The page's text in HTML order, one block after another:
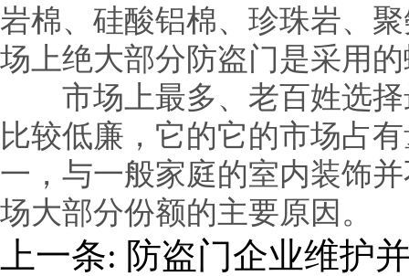
岩棉、硅酸铝棉、珍珠岩、
场上绝大部分防盗门是采用
市场上最多、老百姓选择
比较低廉，它的它的市场占
一，与一般家庭的室内装饰
场大部分份额的主要原因。
上一条: 防盗门企业维护